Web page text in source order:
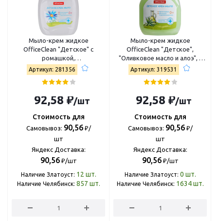
Мыло-крем жидкое
OfficeClean "Детское" с
ромашкой,
антибактериальное, с
дозатором, 300мл 281356
Артикул: 281356
92,58 ₽/шт
Стоимость для
Самовывоз: 90,56₽/
шт
Яндекс Доставка:
90,56₽/шт
Наличие Златоуст: 12 шт.
Наличие Челябинск: 857 шт.
Мыло-крем жидкое
OfficeClean "Детское",
"Оливковое масло и алоэ", с
дозатором, 300мл 319531
Артикул: 319531
92,58 ₽/шт
Стоимость для
Самовывоз: 90,56₽/
шт
Яндекс Доставка:
90,56₽/шт
Наличие Златоуст: 0 шт.
Наличие Челябинск: 1634 шт.